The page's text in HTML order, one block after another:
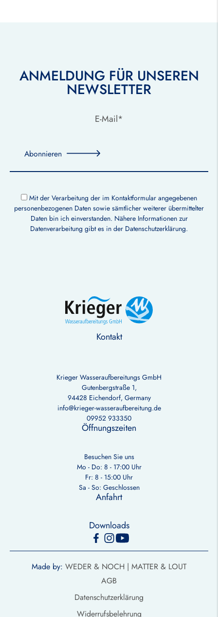
ANMELDUNG FÜR UNSEREN
NEWSLETTER
Abonnieren
Mit der Verarbeitung der im Kontaktformular angegebenen
personenbezogenen Daten sowie sämtlicher weiterer übermittelter
Daten bin ich einverstanden. Nähere Informationen zur
Datenverarbeitung gibt es in der Datenschutzerklärung.
Kontakt
Krieger Wasseraufbereitungs GmbH
Gutenbergstraße 1,
94428 Eichendorf, Germany
info@krieger-wasseraufbereitung.de
09952 933350
Öffnungszeiten
Besuchen Sie uns
Mo - Do: 8 - 17:00 Uhr
Fr: 8 - 15:00 Uhr
Sa - So: Geschlossen
Anfahrt
Downloads
Made by: WEDER & NOCH | MATTER & LOUT
AGB
Datenschutzerklärung
Widerrufsbelehrung